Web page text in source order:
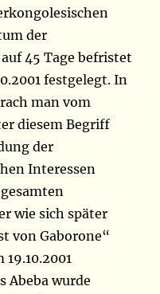
der
45 Tage befristet
festgelegt. In
man vom
diesem Begriff
der
Interessen
wie sich später
von Gaborone“
Abeba wurde